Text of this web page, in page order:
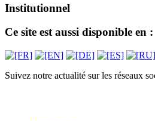
Institutionnel
Ce site est aussi disponible en :
Suivez notre actualité sur les réseaux